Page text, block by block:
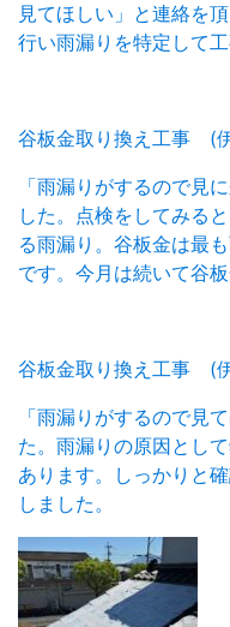
見てほしい」と連絡を
行い雨漏りを特定して工
谷板金取り換え工事 (
「雨漏りがするので見
した。点検をしてみる
る雨漏り。谷板金は最
です。今月は続いて谷板
谷板金取り換え工事 (
「雨漏りがするので見
た。雨漏りの原因とし
あります。しっかりと
しました。